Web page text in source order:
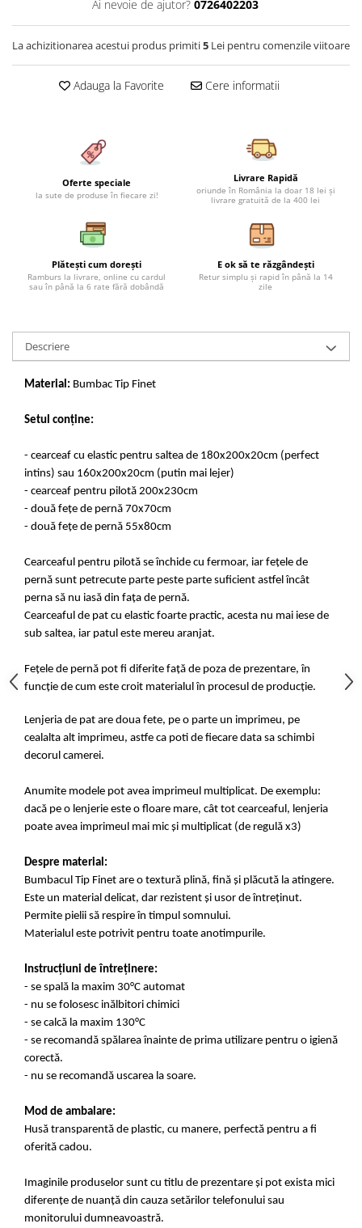
Cearceaf cu elastic 4 piese
Lenjerii Catifea
Cearceaf cu elastic
Bumbac Neted Nesatinat
Bumbac 100%
Lenjerii Satin Premium
Lenjerii Jacquard
Lenjerii Matase
Set Lenjerie + Draperii Pat Dublu
Huse De Pat Tricotate 160x200cm
Huse Impermeabile 160x200cm
Ai nevoie de ajutor? 0726402203
La achizitionarea acestui produs primiti5 Lei pentru comenzile viitoare
Adauga la Favorite Cere informatii
Oferte speciale
la sute de produse în fiecare zi!
Livrare Rapidă
oriunde în România la doar 18 lei și
livrare gratuită de la 400 lei
Plătești cum dorești
Ramburs la livrare, online cu cardul
sau în până la 6 rate fără dobândă
E ok să te răzgândești
Retur simplu și rapid în până la 14
zile
Descriere
Material: Bumbac Tip Finet
Setul conține:
- cearceaf cu elastic pentru saltea de 180x200x20cm (perfect
intins) sau 160x200x20cm (putin mai lejer)
- cearceaf pentru pilotă 200x230cm
- două fețe de pernă 70x70cm
- două fețe de pernă 55x80cm
Cearceaful pentru pilotă se închide cu fermoar, iar fețele de
pernă sunt petrecute parte peste parte suficient astfel încât
perna să nu iasă din fața de pernă.
Cearceaful de pat cu elastic foarte practic, acesta nu mai iese de
sub saltea, iar patul este mereu aranjat.
Fețele de pernă pot fi diferite față de poza de prezentare, în
funcție de cum este croit materialul în procesul de producție.
Lenjeria de pat are doua fete, pe o parte un imprimeu, pe
cealalta alt imprimeu, astfe ca poti de fiecare data sa schimbi
decorul camerei.
Anumite modele pot avea imprimeul multiplicat. De exemplu:
dacă pe o lenjerie este o floare mare, cât tot cearceaful, lenjeria
poate avea imprimeul mai mic și multiplicat (de regulă x3)
Despre material:
Bumbacul Tip Finet are o textură plină, fină și plăcută la atingere.
Este un material delicat, dar rezistent și usor de întreținut.
Permite pielii să respire în timpul somnului.
Materialul este potrivit pentru toate anotimpurile.
Instrucțiuni de întreținere:
- se spală la maxim 30°C automat
- nu se folosesc inălbitori chimici
- se calcă la maxim 130°C
- se recomandă spălarea înainte de prima utilizare pentru o igienă
corectă.
- nu se recomandă uscarea la soare.
Mod de ambalare:
Husă transparentă de plastic, cu manere, perfectă pentru a fi
oferită cadou.
Imaginile produselor sunt cu titlu de prezentare și pot exista mici
diferențe de nuanță din cauza setărilor telefonului sau
monitorului dumneavoastră.